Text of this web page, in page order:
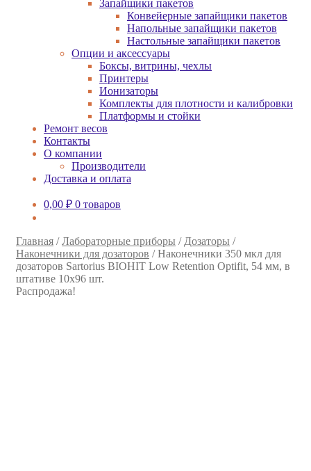
Запайщики пакетов
Конвейерные запайщики пакетов
Напольные запайщики пакетов
Настольные запайщики пакетов
Опции и аксессуары
Боксы, витрины, чехлы
Принтеры
Ионизаторы
Комплекты для плотности и калибровки
Платформы и стойки
Ремонт весов
Контакты
О компании
Производители
Доставка и оплата
0,00 ₽ 0 товаров
Главная /Лабораторные приборы / Дозаторы /
Наконечники для дозаторов /Наконечники 350 мкл для
дозаторов Sartorius BIOHIT Low Retention Optifit, 54 мм, в
штативе 10х96 шт.
Распродажа!